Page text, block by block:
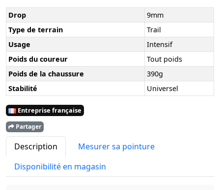
Drop
9mm
Type de terrain
Trail
Usage
Intensif
Poids du coureur
Tout poids
Poids de la chaussure
390g
Stabilité
Universel
Entreprise française
Partager
Description
Mesurer sa pointure
Disponibilité en magasin